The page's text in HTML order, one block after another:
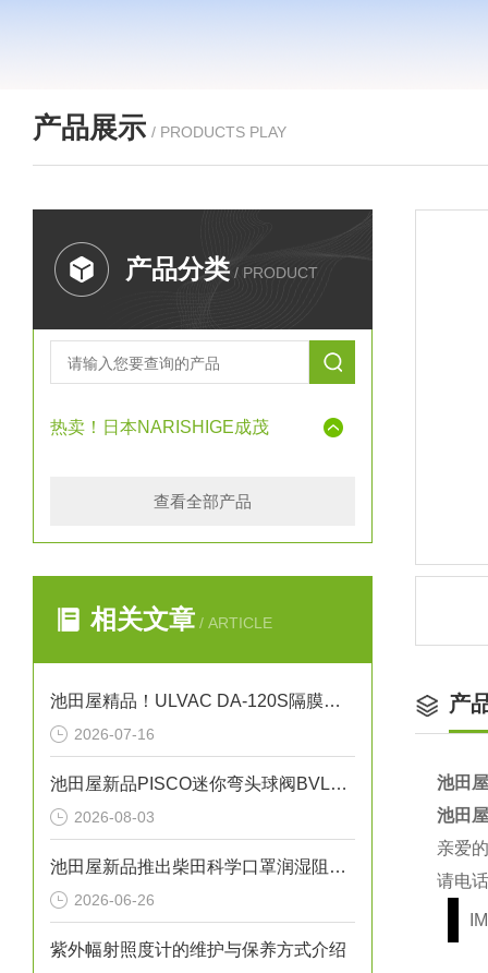
产品展示 / PRODUCTS PLAY
产品分类 / PRODUCT
热卖！日本NARISHIGE成茂
查看全部产品
相关文章 / ARTICLE
池田屋精品！ULVAC DA-120S隔膜型干式真空泵
2026-07-16
池田屋新品PISCO迷你弯头球阀BVLC01-6正式发布
2026-08-03
池田屋新品推出柴田科学口罩润湿阻力测试仪 WR-9000 参数介绍
2026-06-26
紫外幅射照度计的维护与保养方式介绍
产
池田
池田
亲爱
请电